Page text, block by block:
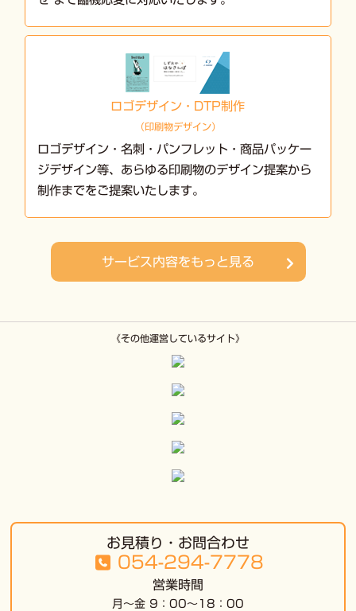
ロゴデザイン・DTP制作
（印刷物デザイン）
ロゴデザイン・名刺・パンフレット・商品パッケー
ジデザイン等、あらゆる印刷物のデザイン提案から
制作までをご提案いたします。
サービス内容をもっと見る
《その他運営しているサイト》
お見積り・お問合わせ
054-294-7778
営業時間
月～金 9：00～18：00